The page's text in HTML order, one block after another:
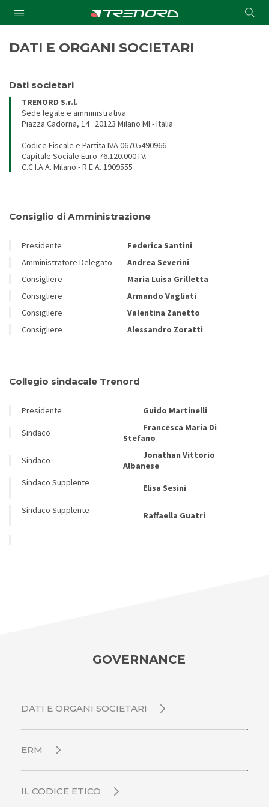
Submit
DATI E ORGANI SOCIETARI
Dati societari
TRENORD S.r.l.
Sede legale e amministrativa
Piazza Cadorna, 14 20123 Milano MI - Italia
Codice Fiscale e Partita IVA 06705490966
Capitale Sociale Euro 76.120.000 I.V.
C.C.I.A.A. Milano - R.E.A. 1909555
Consiglio di Amministrazione
Presidente
Federica Santini
Amministratore Delegato
Andrea Severini
Consigliere
Maria Luisa Grilletta
Consigliere
Armando Vagliati
Consigliere
Valentina Zanetto
Consigliere
Alessandro Zoratti
Collegio sindacale Trenord
Presidente Guido Martinelli
Sindaco
Francesca Maria Di
Stefano
Sindaco
Jonathan Vittorio
Albanese
Sindaco Supplente
Elisa Sesini
Sindaco Supplente Raffaella Guatri
GOVERNANCE
DATI E ORGANI SOCIETARI
ERM
IL CODICE ETICO